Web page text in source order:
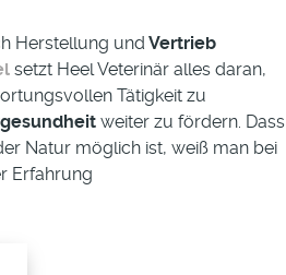
Herstellung und Vertrieb
setzt Heel Veterinär alles daran,
Tätigkeit zu
weiter zu fördern. Dass
Natur möglich ist, weiß man bei
Erfahrung